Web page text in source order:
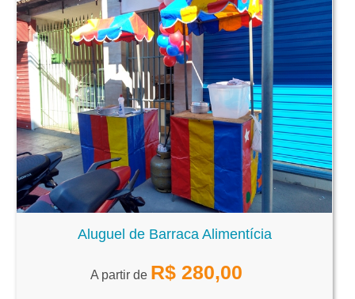
Aluguel de Barraca Alimentícia
A partir de R$ 280,00